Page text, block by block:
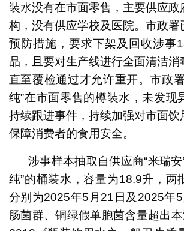
装水没有在市面零售，主要供应政
构，没有供应学校及医院。市政署
预防措施，要求下架及回收涉事
品，且要对生产线进行全面清洁消
直至覆检通过才允许重开。市政
纯”在市面零售的樽装水，未发现
持续跟进事件，持续加强对市面饮
保障消费者的食用安全。
涉事样本抽取自供应商“米瑞安
纯”的桶装水，容量为18.9升，两
分别为2025年5月21日及2025年
肠菌群、铜绿假单胞菌含量超出